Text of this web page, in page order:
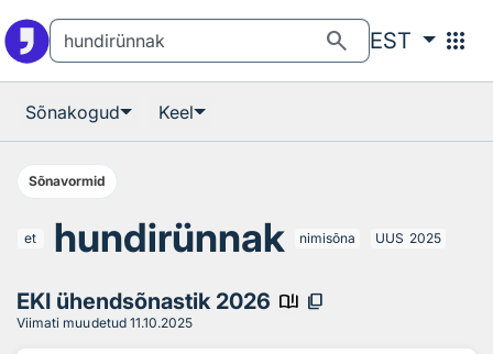
search EST apps
Sõnakogud Keel
Sõnavormid
et hundirünnak nimisõna UUS 2025
EKI ühendsõnastik 2026 book_ribbon content_copy
Viimati muudetud 11.10.2025